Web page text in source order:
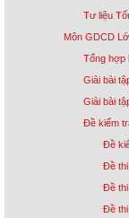
Tư liệu
Môn GDCD
Tổng hợp
Giải bài
Giải bài
Đề kiểm
Đề
Đề
Đề
Đề